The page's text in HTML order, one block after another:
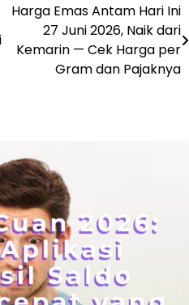
Harga Emas Antam Hari Ini
27 Juni 2026, Naik dari
Kemarin — Cek Harga per
Gram dan Pajaknya